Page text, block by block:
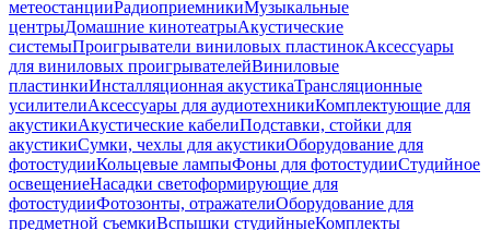
метеостанцииРадиоприемникиМузыкальные
центрыДомашние кинотеатрыАкустические
системыПроигрыватели виниловых пластинокАксессуары
для виниловых проигрывателейВиниловые
пластинкиИнсталляционная акустикаТрансляционные
усилителиАксессуары для аудиотехникиКомплектующие для
акустикиАкустические кабелиПодставки, стойки для
акустикиСумки, чехлы для акустикиОборудование для
фотостудииКольцевые лампыФоны для фотостудииСтудийное
освещениеНасадки светоформирующие для
фотостудииФотозонты, отражателиОборудование для
предметной съемкиВспышки студийныеКомплекты